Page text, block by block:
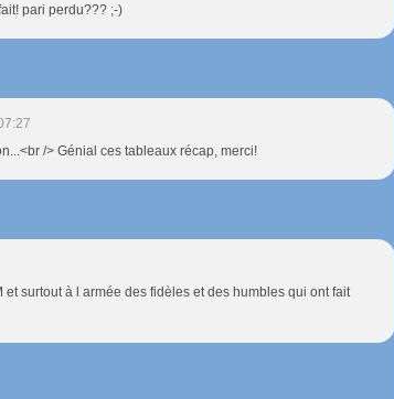
pari perdu??? ;-)
/> Génial ces tableaux récap, merci!
et surtout à l armée des fidèles et des humbles qui ont fait